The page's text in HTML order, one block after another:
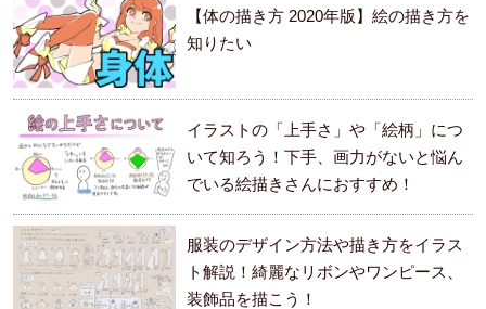
【体の描き方 2020年版】絵の描き方を
知りたい
イラストの「上手さ」や「絵柄」につ
いて知ろう！下手、画力がないと悩ん
でいる絵描きさんにおすすめ！
服装のデザイン方法や描き方をイラス
ト解説！綺麗なリボンやワンピース、
装飾品を描こう！